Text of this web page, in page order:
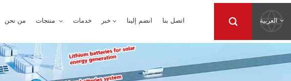
من نحن خدمات خبر انضم إلينا اتصل بنا العربية